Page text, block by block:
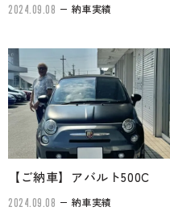
2024.09.08 納車実績
【ご納車】アバルト500C
2024.09.08 納車実績